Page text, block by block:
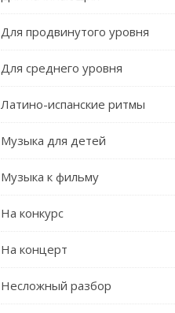
Для продвинутого уровня
Для среднего уровня
Латино-испанские ритмы
Музыка для детей
Музыка к фильму
На конкурс
На концерт
Несложный разбор